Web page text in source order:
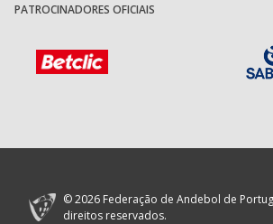
PATROCINADORES OFICIAIS
© 2026 Federação de Andebol de
direitos reservados.